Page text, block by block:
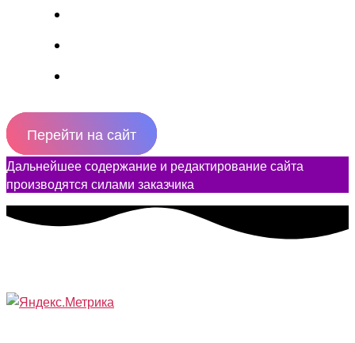
Перейти на сайт
Дальнейшее содержание и редактирование сайта
производятся силами заказчика